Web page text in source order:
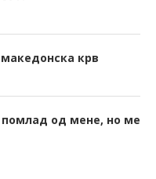
крв
од мене, но ме